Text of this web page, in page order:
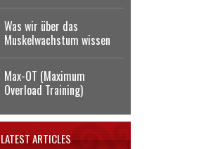
Was wir über das
Muskelwachstum wissen
Max-OT (Maximum
Overload Training)
LATEST ARTICLES